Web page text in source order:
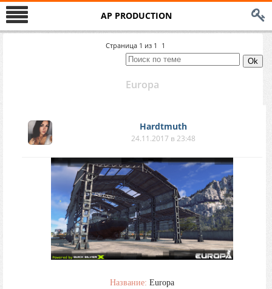
AP PRODUCTION
Страница 1 из 1 1
Europa
Hardtmuth
24.11.2017 в 23:48
Название: Europa